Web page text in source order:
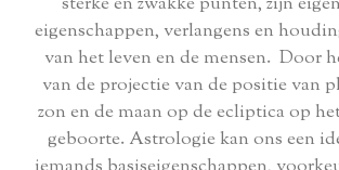
eigenschappen, verlangens en
van het leven en de mensen. Door
van de projectie van de positie van
zon en de maan op de ecliptica op
geboorte. Astrologie kan ons een